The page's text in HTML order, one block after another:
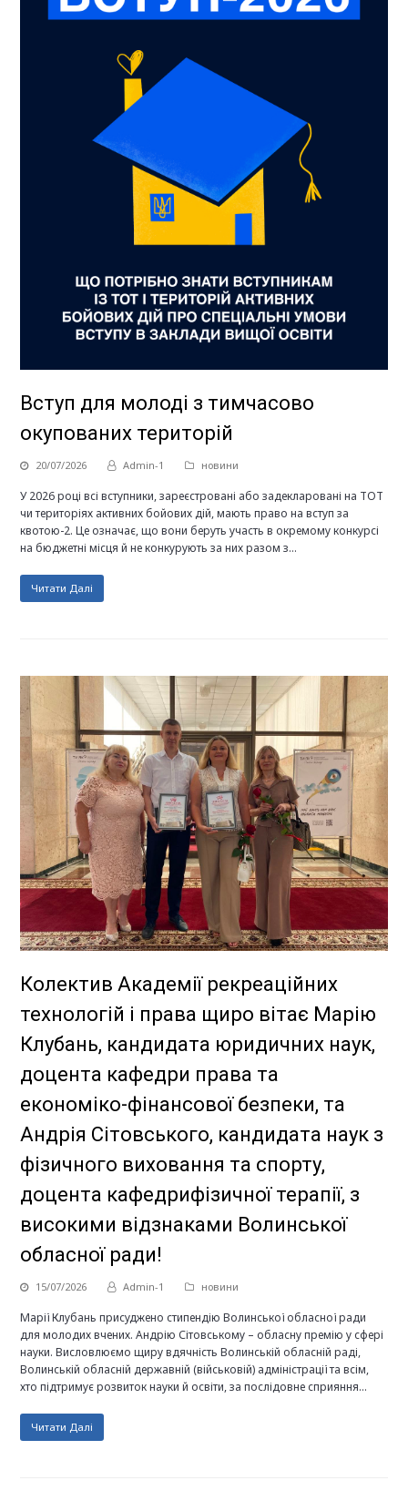
Вступ для молоді з тимчасово
окупованих територій
20/07/2026 Admin-1 новини
У 2026 році всі вступники, зареєстровані або задекларовані на ТОТ
чи територіях активних бойових дій, мають право на вступ за
квотою-2. Це означає, що вони беруть участь в окремому конкурсі
на бюджетні місця й не конкурують за них разом з…
Читати Далі
Колектив Академії рекреаційних
технологій і права щиро вітає Марію
Клубань, кандидата юридичних наук,
доцента кафедри права та
економіко-фінансової безпеки, та
Андрія Сітовського, кандидата наук з
фізичного виховання та спорту,
доцента кафедрифізичної терапії, з
високими відзнаками Волинської
обласної ради!
15/07/2026 Admin-1 новини
Марії Клубань присуджено стипендію Волинської обласної ради
для молодих вчених. Андрію Сітовському – обласну премію у сфері
науки. Висловлюємо щиру вдячність Волинській обласній раді,
Волинській обласній державній (військовій) адміністрації та всім,
хто підтримує розвиток науки й освіти, за послідовне сприяння…
Читати Далі